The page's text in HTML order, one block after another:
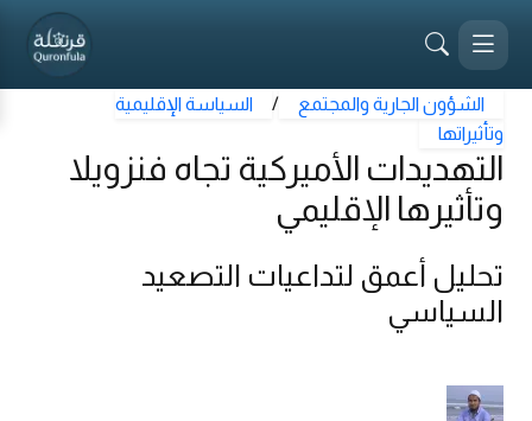
الشؤون الجارية والمجتمع /
السياسة الإقليمية
وتأثيراتها
التهديدات الأميركية تجاه فنزويلا
وتأثيرها الإقليمي
تحليل أعمق لتداعيات التصعيد
السياسي